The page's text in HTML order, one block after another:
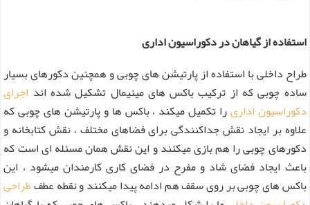
استفاده از گیاهان در دکوراسیون اداری
طراح داخلی با استفاده از پارتیشن های چوبی و همچنین دکورهای بسیار
ساده چوبی که از ترکیب باکس های مینیمال تشکیل شده اند اجرای
دکوراسیون اداریرا تکمیل میکند ، باکس ها و پارتیشن های چوبی که
علاوه بر ایجاد نقش جداکنندگی برای فضاهای مختلف ، نقش کتابخانه و
دکورهای چوبی را هم بازی میکنند و این نقش همان مسئله ای است که
باعث ایجاد فضای شاد و مفرح در فضای کاری کارمندان میشود ، این
باکس های چوبی بر روی سقف هم ادامه پیدا میکنند و نقطه عطفطراحی